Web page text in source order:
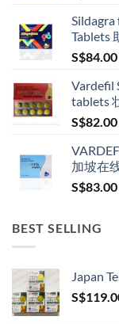
Tablets
S$84.00
Vardefil
tablets
S$82.00
加坡在
S$83.00
BEST SELLING
Japan
S$